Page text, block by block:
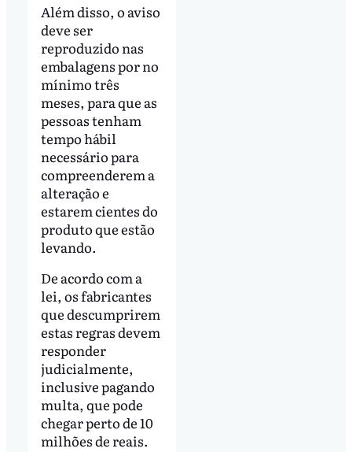
Além disso, o aviso
deve ser
reproduzido nas
embalagens por no
mínimo três
meses, para que as
pessoas tenham
tempo hábil
necessário para
compreenderem a
alteração e
estarem cientes do
produto que estão
levando.
De acordo com a
lei, os fabricantes
que descumprirem
estas regras devem
responder
judicialmente,
inclusive pagando
multa, que pode
chegar perto de 10
milhões de reais.